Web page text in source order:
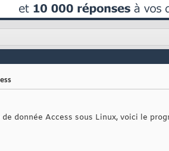
donnée Access sous Linux, voici le